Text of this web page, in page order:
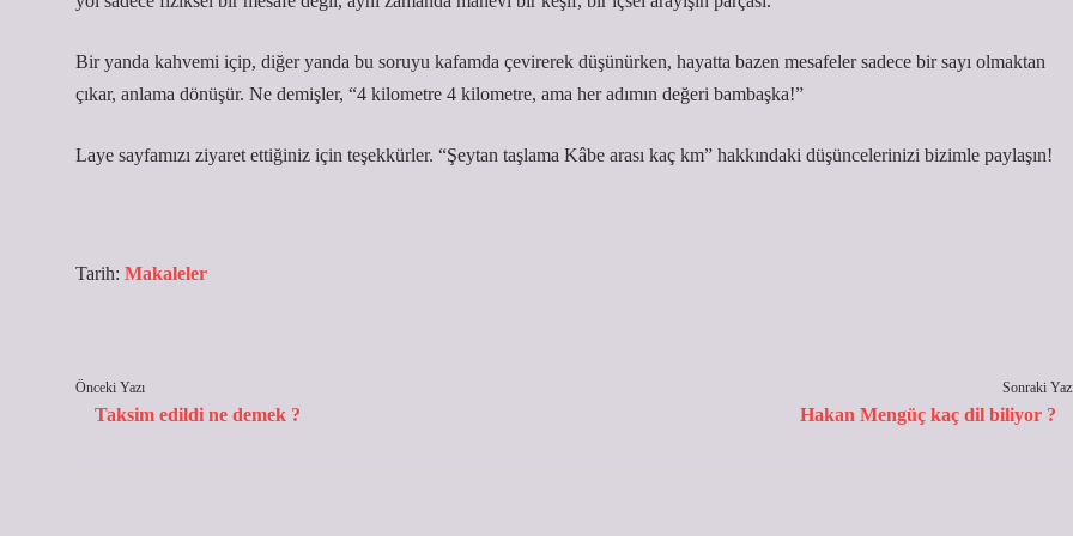
Bir yanda kahvemi içip, diğer yanda bu soruyu kafamda çevirerek düşünürken, hayatta bazen mesafeler sadece bir sayı olmaktan
çıkar, anlama dönüşür. Ne demişler, “4 kilometre 4 kilometre, ama her adımın değeri bambaşka!”
Laye sayfamızı ziyaret ettiğiniz için teşekkürler. “Şeytan taşlama Kâbe arası kaç km” hakkındaki düşüncelerinizi bizimle paylaşın!
Tarih: Makaleler
Önceki Yazı
Taksim edildi ne demek ?
Sonraki
Hakan Mengüç kaç dil biliyor ?